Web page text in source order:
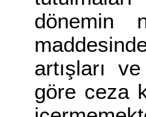
dönemin
artışları
göre ceza